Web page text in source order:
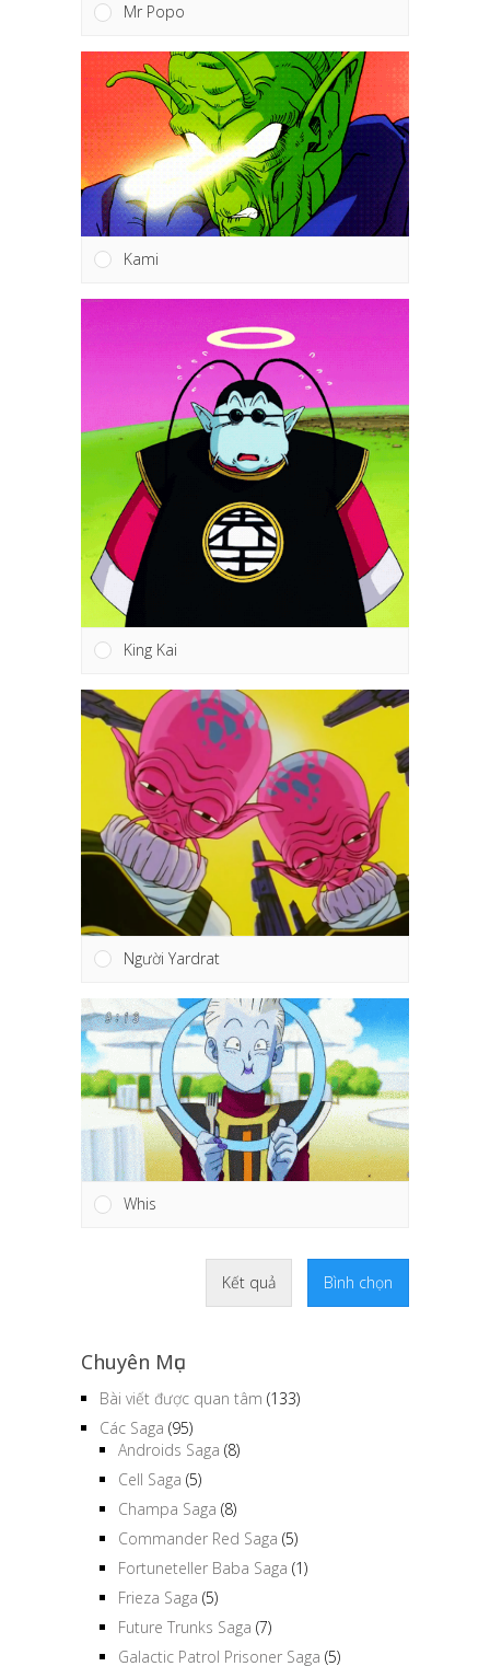
Mr Popo
Kami
King Kai
Người Yardrat
Whis
Kết quả Bình chọn
Chuyên Mục
Bài viết được quan tâm (133)
Các Saga (95)
Androids Saga (8)
Cell Saga (5)
Champa Saga (8)
Commander Red Saga (5)
Fortuneteller Baba Saga (1)
Frieza Saga (5)
Future Trunks Saga (7)
Galactic Patrol Prisoner Saga (5)